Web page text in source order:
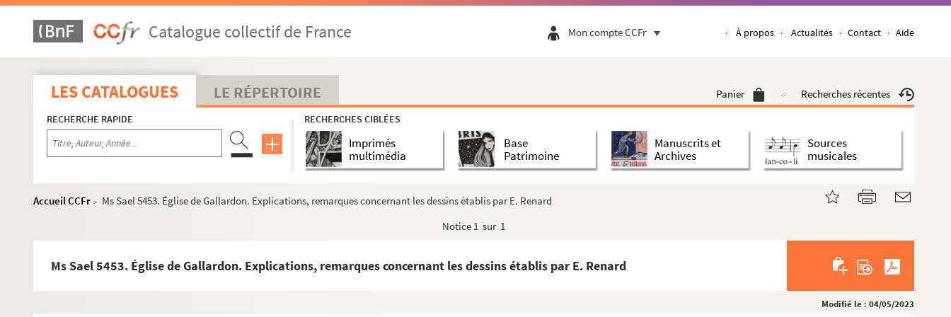
Catalogue collectif de France Mon compte CCFr À propos Actualités Contact Aide
LES CATALOGUES LE RÉPERTOIRE Panier Recherches récentes
RECHERCHE RAPIDE RECHERCHES CIBLÉES
Imprimés
multimédia
Base
Patrimoine
Manuscrits et
Archives
Sources
musicales
Accueil CCFr >
Ms Sael 5453. Église de Gallardon. Explications, remarques concernant les dessins établis par E. Renard
Notice 1 sur 1
Ms Sael 5453. Église de Gallardon. Explications, remarques concernant les dessins établis par E. Renard
Modifié le : 04/05/2023
Ms Sael 5425. Au Moyen Niger. Rapport du capitaine Chambert au commandant Ricour, commandant supérieur du Haut Dah...
Ms Sael 5426. Copie de G. Champagne sur une visite des architects à Anet, Dreux et Chartres (5 septembre 1678)
Ms Sael 5427. Rapport de Ch. Durand sur deux pierres sculptées découvertes en 1909 das le cimetière de Vert-en-Dro...
Ms Sael 5428. Note sur Jean d'Arc, frère de la Pucelle, par Léon Germain de Maidy
Ms Sael 5429. Copie par le chanoine Sainsot d'un catalogue des religiques et joyaux de Notre-Dame de Chartres cons...
Ms Sael 5430. Pierres tombales d'Eure-et-Loir
Ms Sael 5431. Lettre signée de M. Emile Oberkampff à M. Levassor-Prévoteau
Ms Sael 5432. Comptoir de Chartres de la Société d'avances mutuelles Anctin-Bonnet et compagnie. Acte social du 29...
Ms Sael 5433. La vérité et l'histoire contre la légende. Angélique de Mesliers par M. K. de la Margerie
Ms Sael 5436. Notice biographique sur Emile Baudran par M. J. B.